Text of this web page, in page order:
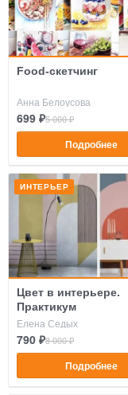
Food-скетчинг
Анна Белоусова
699 ₽5 000 ₽
Подробнее
ИНТЕРЬЕР
Цвет в интерьере.
Практикум
Елена Седых
790 ₽8 000 ₽
Подробнее